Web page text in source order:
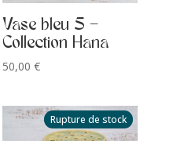
Vase bleu 5 –
Collection Hana
50,00€
Rupture de stock